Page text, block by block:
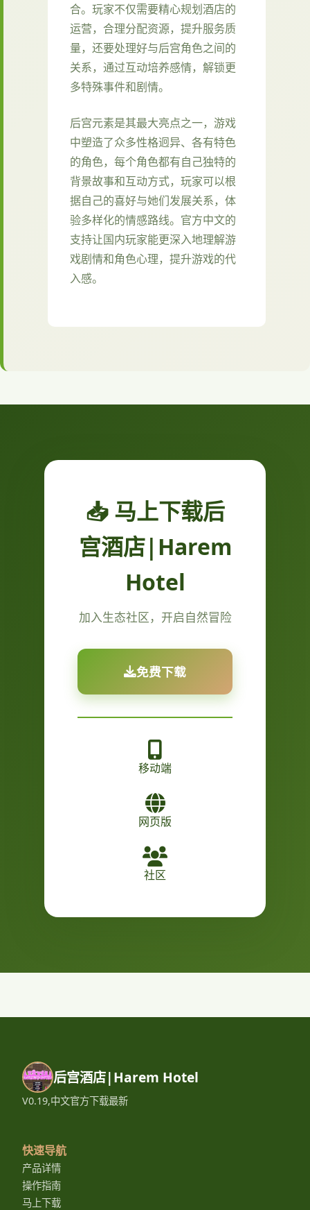
合。玩家不仅需要精心规划酒店的
运营，合理分配资源，提升服务质
量，还要处理好与后宫角色之间的
关系，通过互动培养感情，解锁更
多特殊事件和剧情。
后宫元素是其最大亮点之一，游戏
中塑造了众多性格迥异、各有特色
的角色，每个角色都有自己独特的
背景故事和互动方式，玩家可以根
据自己的喜好与她们发展关系，体
验多样化的情感路线。官方中文的
支持让国内玩家能更深入地理解游
戏剧情和角色心理，提升游戏的代
入感。
📥 马上下载后
宫酒店|Harem
Hotel
加入生态社区，开启自然冒险
免费下载
移动端
网页版
社区
后宫酒店|Harem Hotel
V0.19,中文官方下载最新
快速导航
产品详情
操作指南
马上下载